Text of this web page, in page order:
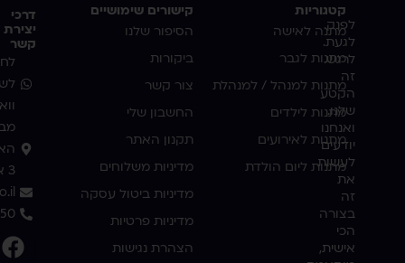
לפנק.
לגעת.
לרגש.
זה
הקטע
שלנו.
ואנחנו
יודעים
לעשות
את
זה
בצורה
הכי
אישית,
קטגוריות
מתנה לאישה
מתנות לגבר
מתנות למנהל / למנהלת
מתנות לילדים
מתנות לאירועים
מתנות ליום הולדת
קישורים שימושיים
הסיפור שלנו
ביקורות
צור קשר
החשבון שלי
תקנון האתר
מדיניות משלוחים
מדיניות ביטול עסקה
מדיניות פרטיות
הצהרת נגישות
דרכי
יצירת
קשר
3 אשדוד